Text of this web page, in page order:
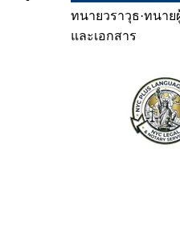
ทนายวราวุธ·ทนาย
และเอกสาร